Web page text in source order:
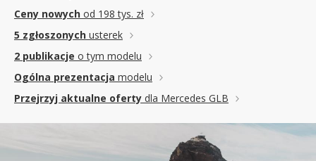
Ceny nowych od 198 tys. zł
5 zgłoszonych usterek
2 publikacje o tym modelu
Ogólna prezentacja modelu
Przejrzyj aktualne oferty dla Mercedes GLB